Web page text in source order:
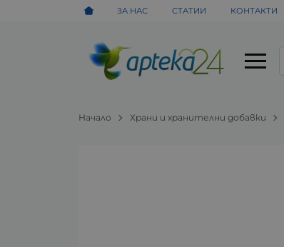
ЗА НАС СТАТИИ КОНТАКТИ
Начало Храни и хранителни добавки